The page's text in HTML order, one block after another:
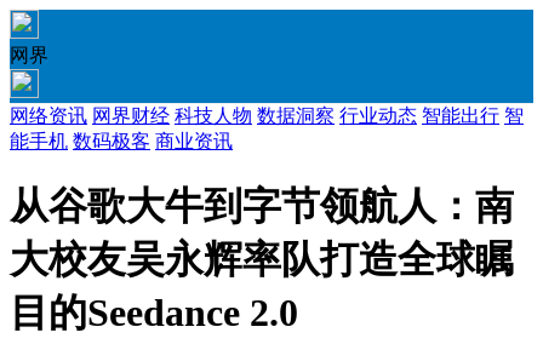
网界
网络资讯 网界财经 科技人物 数据洞察 行业动态 智能出行 智
能手机 数码极客 商业资讯
从谷歌大牛到字节领航人：南
大校友吴永辉率队打造全球瞩
目的Seedance 2.0